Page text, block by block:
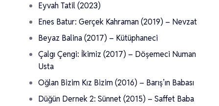
Eyvah Tatil (2023)
Enes Batur: Gerçek Kahraman (2019) – Nevzat
Beyaz Balina (2017) – Kütüphaneci
Çalgı Çengi: İkimiz (2017) – Döşemeci Numan
Usta
Oğlan Bizim Kız Bizim (2016) – Barış’ın Babası
Düğün Dernek 2: Sünnet (2015) – Saffet Baba